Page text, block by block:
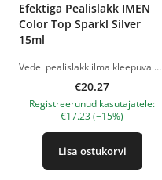
Efektiga Pealislakk IMEN
Color Top Sparkl Silver
15ml
Vedel pealislakk ilma kleepuva kihita, šimmeriga. Poolläbipaistev kate. REFLEKTIIV! Polümerisatsioon - mitte vähem kui 30 sek. 48W lambis. Ei lähe kollaseks kuni 3 nädalat kandes. Rakendus: Kandke värvilise geellaki peale. Täieliku polümerisatsiooni aeg on 2 minutit LED/UV 48 W lambis. Tootepildid on illustratiivsed. Küsimuste korral ootame alati Sinu meili nanatallinn@gmail.com
€20.27
Registreerunud kasutajatele:
€17.23 (−15%)
Lisa ostukorvi